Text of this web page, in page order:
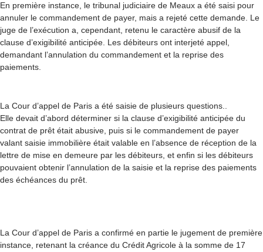
En première instance, le tribunal judiciaire de Meaux a été saisi pour
annuler le commandement de payer, mais a rejeté cette demande. Le
juge de l’exécution a, cependant, retenu le caractère abusif de la
clause d’exigibilité anticipée. Les débiteurs ont interjeté appel,
demandant l’annulation du commandement et la reprise des
paiements.
La Cour d’appel de Paris a été saisie de plusieurs questions.
Elle devait d’abord déterminer si la clause d’exigibilité anticipée du
contrat de prêt était abusive, puis si le commandement de payer
valant saisie immobilière était valable en l’absence de réception de la
lettre de mise en demeure par les débiteurs, et enfin si les débiteurs
pouvaient obtenir l’annulation de la saisie et la reprise des paiements
des échéances du prêt.
La Cour d’appel de Paris a confirmé en partie le jugement de première
instance, retenant la créance du Crédit Agricole à la somme de 17